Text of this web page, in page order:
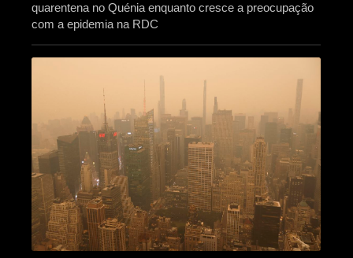
quarentena no Quénia enquanto cresce a preocupação
com a epidemia na RDC